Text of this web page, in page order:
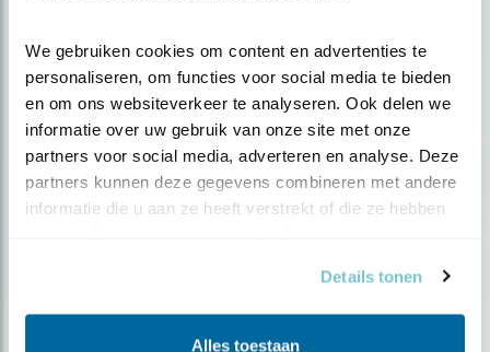
We gebruiken cookies om content en advertenties te
personaliseren, om functies voor social media te bieden
en om ons websiteverkeer te analyseren. Ook delen we
informatie over uw gebruik van onze site met onze
partners voor social media, adverteren en analyse. Deze
partners kunnen deze gegevens combineren met andere
informatie die u aan ze heeft verstrekt of die ze hebben
Details tonen
Alles toestaan